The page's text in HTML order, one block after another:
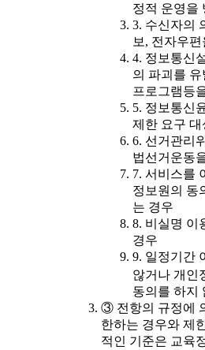
정적 운영을
3. 수신자의
보, 전자우
4. 정보통신
의 파괴를
프로그램등
5. 정보통신
제한 요구 대
6. 선거관리
법선거운동
7. 서비스를
정보원의 동
는 경우
8. 비실명 이
경우
9. 일정기간
않거나 개인
동의를 하지
③ 전항의 규정에
한하는 경우와 제
적인 기준은 교육